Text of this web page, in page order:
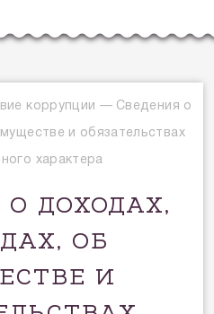
коррупции — Сведения о
и обязательствах
характера
ДОХОДАХ,
ОБ
И